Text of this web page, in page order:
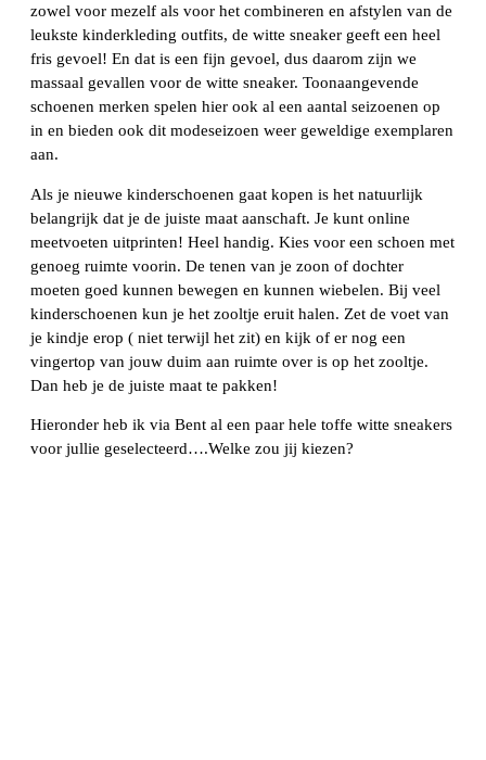
zowel voor mezelf als voor het combineren en afstylen van de
leukste kinderkleding outfits, de witte sneaker geeft een heel
fris gevoel! En dat is een fijn gevoel, dus daarom zijn we
massaal gevallen voor de witte sneaker. Toonaangevende
schoenen merken spelen hier ook al een aantal seizoenen op
in en bieden ook dit modeseizoen weer geweldige exemplaren
aan.
Als je nieuwe kinderschoenen gaat kopen is het natuurlijk
belangrijk dat je de juiste maat aanschaft. Je kunt online
meetvoeten uitprinten! Heel handig. Kies voor een schoen met
genoeg ruimte voorin. De tenen van je zoon of dochter
moeten goed kunnen bewegen en kunnen wiebelen. Bij veel
kinderschoenen kun je het zooltje eruit halen. Zet de voet van
je kindje erop ( niet terwijl het zit) en kijk of er nog een
vingertop van jouw duim aan ruimte over is op het zooltje.
Dan heb je de juiste maat te pakken!
Hieronder heb ik via Bent al een paar hele toffe witte sneakers
voor jullie geselecteerd….Welke zou jij kiezen?